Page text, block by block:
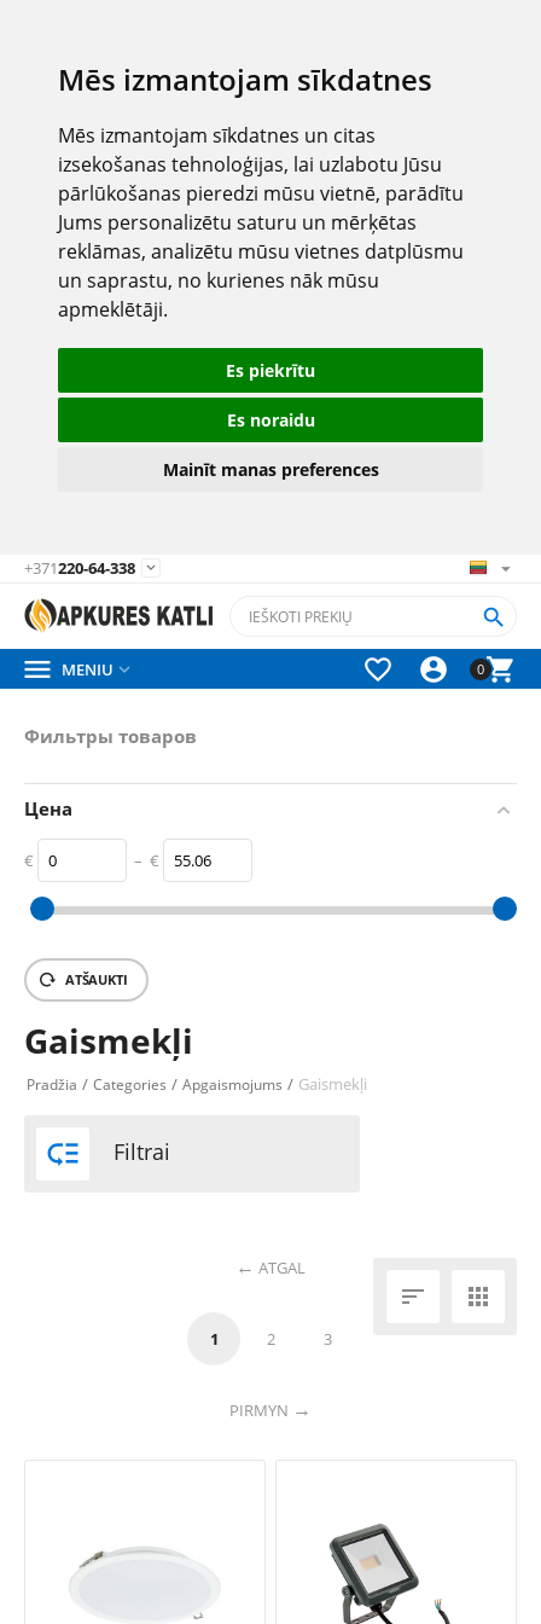
Mēs izmantojam sīkdatnes
Mēs izmantojam sīkdatnes un citas
izsekošanas tehnoloģijas, lai uzlabotu Jūsu
pārlūkošanas pieredzi mūsu vietnē, parādītu
Jums personalizētu saturu un mērķētas
reklāmas, analizētu mūsu vietnes datplūsmu
un saprastu, no kurienes nāk mūsu
apmeklētāji.
Es piekrītu
Es noraidu
Mainīt manas preferences
+371220-64-338 
0



 MENIU 
Фильтры товаров
Цена
€ – €
0 55.06
ATŠAUKTI
Gaismekļi
Pradžia / Categories / Apgaismojums / Gaismekļi
 Filtrai
ATGAL
1 2 3
PIRMYN
 